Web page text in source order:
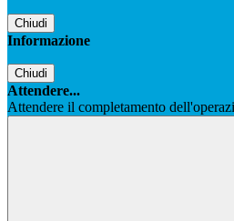
Chiudi
Informazione
Chiudi
Attendere...
Attendere il completamento